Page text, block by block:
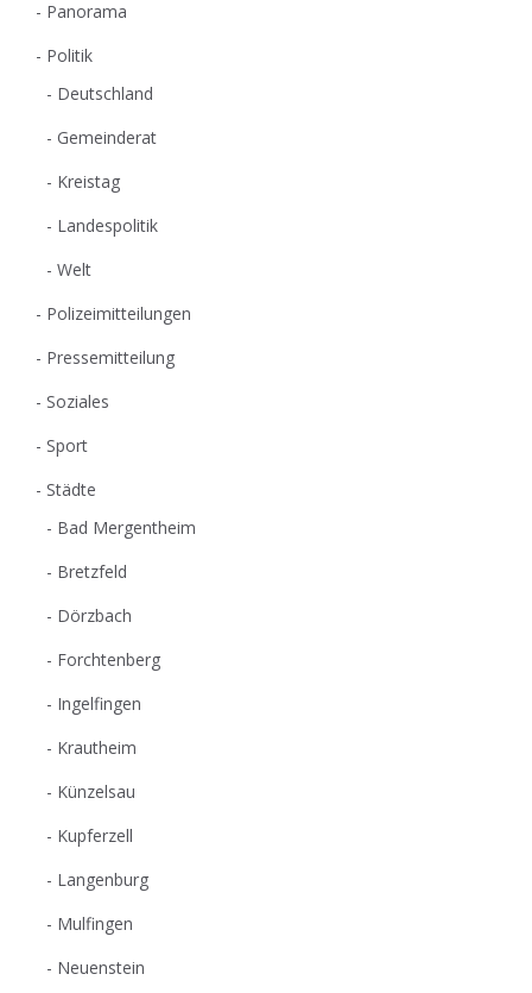
Panorama
Politik
Deutschland
Gemeinderat
Kreistag
Landespolitik
Welt
Polizeimitteilungen
Pressemitteilung
Soziales
Sport
Städte
Bad Mergentheim
Bretzfeld
Dörzbach
Forchtenberg
Ingelfingen
Krautheim
Künzelsau
Kupferzell
Langenburg
Mulfingen
Neuenstein